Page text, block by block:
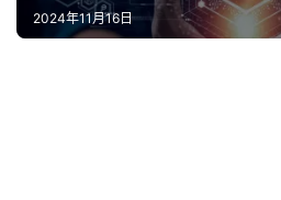
2024年11月16日